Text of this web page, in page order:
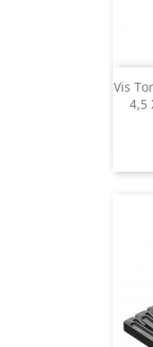
Vis
4,5